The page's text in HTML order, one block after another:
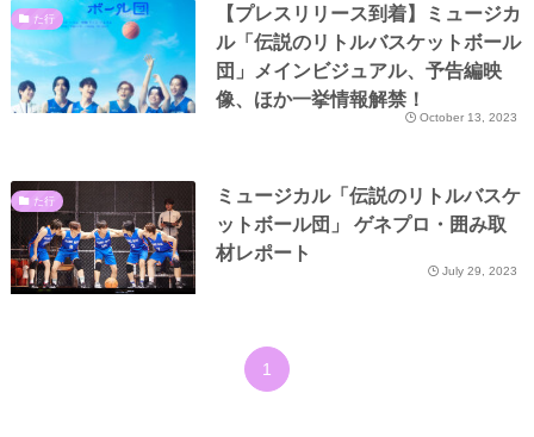
た行
【プレスリリース到着】ミュージカ
ル「伝説のリトルバスケットボール
団」メインビジュアル、予告編映
像、ほか一挙情報解禁！
October 13, 2023
た行
ミュージカル「伝説のリトルバスケ
ットボール団」 ゲネプロ・囲み取
材レポート
July 29, 2023
1